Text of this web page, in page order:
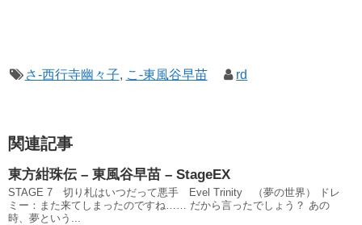
さ-西行寺幽々子, こ-東風谷早苗 rd
関連記事
東方紺珠伝 – 東風谷早苗 – StageEX
STAGE 7 切り札はいつだって悪手 Evel Trinity （夢の世界） ドレ
ミー：また来てしまったのですね…… だから言ったでしょう？ あの
時、夢という...